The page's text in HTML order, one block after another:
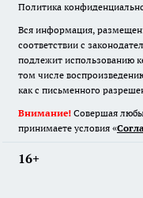
Политика
Вся информация,
соответствии с
подлежит использованию
том числе
как с письменного
Внимание! Совершая
принимаете условия «
16+